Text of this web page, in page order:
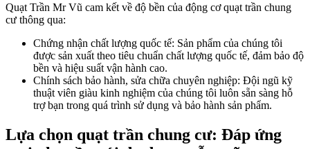
Quạt Trần Mr Vũ cam kết về độ bền của động cơ quạt trần chung
cư thông qua:
Chứng nhận chất lượng quốc tế: Sản phẩm của chúng tôi
được sản xuất theo tiêu chuẩn chất lượng quốc tế, đảm bảo độ
bền và hiệu suất vận hành cao.
Chính sách bảo hành, sửa chữa chuyên nghiệp: Đội ngũ kỹ
thuật viên giàu kinh nghiệm của chúng tôi luôn sẵn sàng hỗ
trợ bạn trong quá trình sử dụng và bảo hành sản phẩm.
Lựa chọn quạt trần chung cư: Đáp ứng